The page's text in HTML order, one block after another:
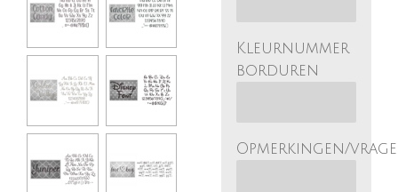
Kleurnummer
borduren
Opmerkingen/